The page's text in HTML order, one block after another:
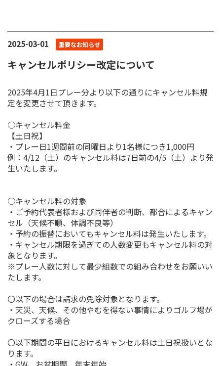
2025-03-01 重要なお知らせ
キャンセルポリシー改定について
2025年4月1日プレー分より以下の通りにキャンセル料規
定を変更させて頂きます。
○キャンセル料金
【土日祝】
・プレー日1週間前の同曜日より1名様につき1,000円
例：4/12（土）のキャンセル料は7日前の4/5（土）より発
生いたします。
○キャンセル料の対象
・ご予約代表者様および同伴者の判断、都合によるキャン
セル（天候不順、体調不良等）
・予約の振替においてもキャンセル料は発生いたします。
・キャンセル期限を過ぎての人数変更もキャンセル料の対
象となります。
※プレー人数に対して最少組数での組み合わせをお願いい
たします。
〇以下の場合は請求の免除対象となります。
・天災、天候、その他やむを得ない事情によりゴルフ場が
クローズする場合
〇以下期間の平日におけるキャンセル料は土日祝扱いとな
ります。